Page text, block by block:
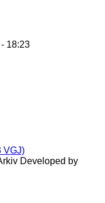
18:23
VGJ)
Developed by